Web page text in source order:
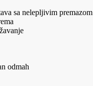
sa nelepljivim premazom
odmah